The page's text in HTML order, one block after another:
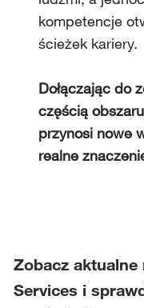
kompetencje
ścieżek kariery.
Dołączając do
częścią
przynosi nowe
realne
Zobacz aktualne
Services i